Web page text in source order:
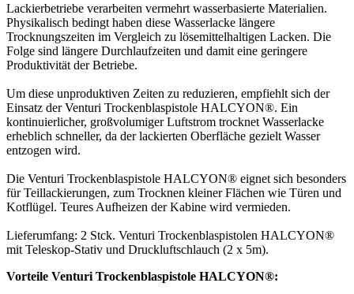
Lackierbetriebe verarbeiten vermehrt wasserbasierte Materialien.
Physikalisch bedingt haben diese Wasserlacke längere
Trocknungszeiten im Vergleich zu lösemittelhaltigen Lacken. Die
Folge sind längere Durchlaufzeiten und damit eine geringere
Produktivität der Betriebe.
Um diese unproduktiven Zeiten zu reduzieren, empfiehlt sich der
Einsatz der Venturi Trockenblaspistole HALCYON®. Ein
kontinuierlicher, großvolumiger Luftstrom trocknet Wasserlacke
erheblich schneller, da der lackierten Oberfläche gezielt Wasser
entzogen wird.
Die Venturi Trockenblaspistole HALCYON® eignet sich besonders
für Teillackierungen, zum Trocknen kleiner Flächen wie Türen und
Kotflügel. Teures Aufheizen der Kabine wird vermieden.
Lieferumfang: 2 Stck. Venturi Trockenblaspistolen HALCYON®
mit Teleskop-Stativ und Druckluftschlauch (2 x 5m).
Vorteile Venturi Trockenblaspistole HALCYON®: